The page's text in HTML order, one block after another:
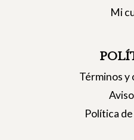
Mi
Términos y
Política